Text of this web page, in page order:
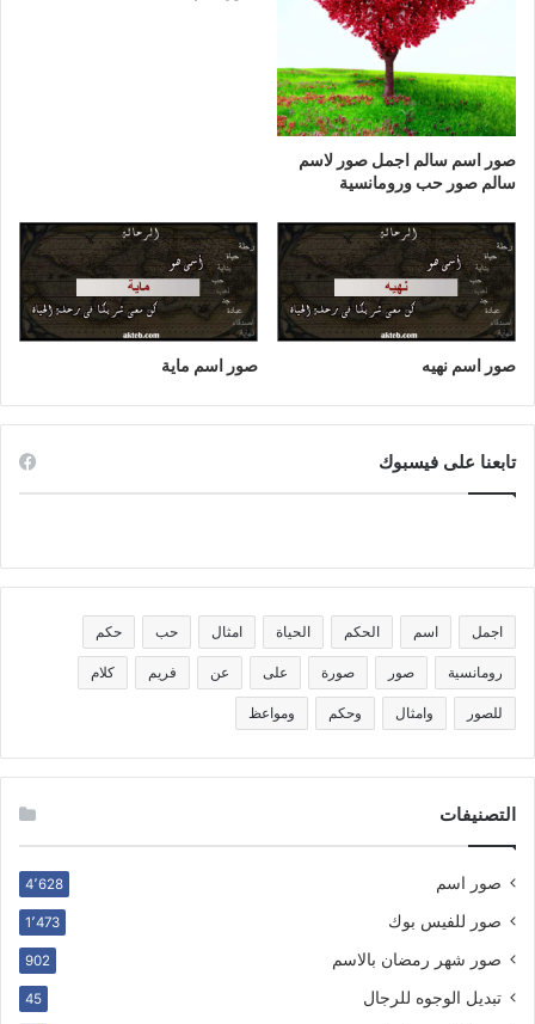
صور اسم سالم اجمل صور لاسم
سالم صور حب ورومانسية
صور اسم نهيه صور اسم ماية
تابعنا على فيسبوك
اجمل اسم الحكم الحياة امثال حب حكم
رومانسية صور صورة على عن فريم كلام
للصور وامثال وحكم ومواعظ
التصنيفات
صور اسم 4٬628
صور للفيس بوك 1٬473
صور شهر رمضان بالاسم 902
تبديل الوجوه للرجال 45